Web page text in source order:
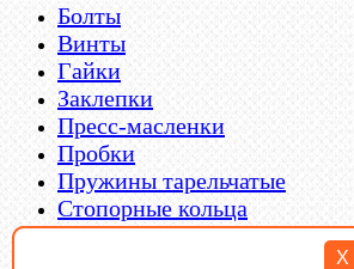
X
Болты
Винты
Гайки
Заклепки
Пресс-масленки
Пробки
Пружины тарельчатые
Стопорные кольца
Такелаж